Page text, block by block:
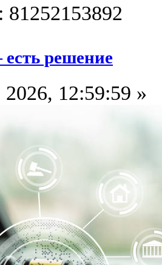
81252153892
решение
12:59:59 »